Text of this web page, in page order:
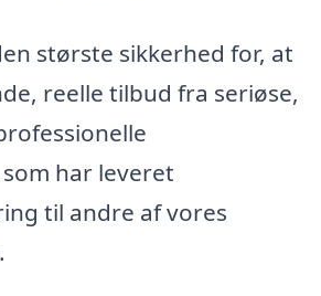
største sikkerhed for, at
reelle tilbud fra seriøse,
har leveret
til andre af vores